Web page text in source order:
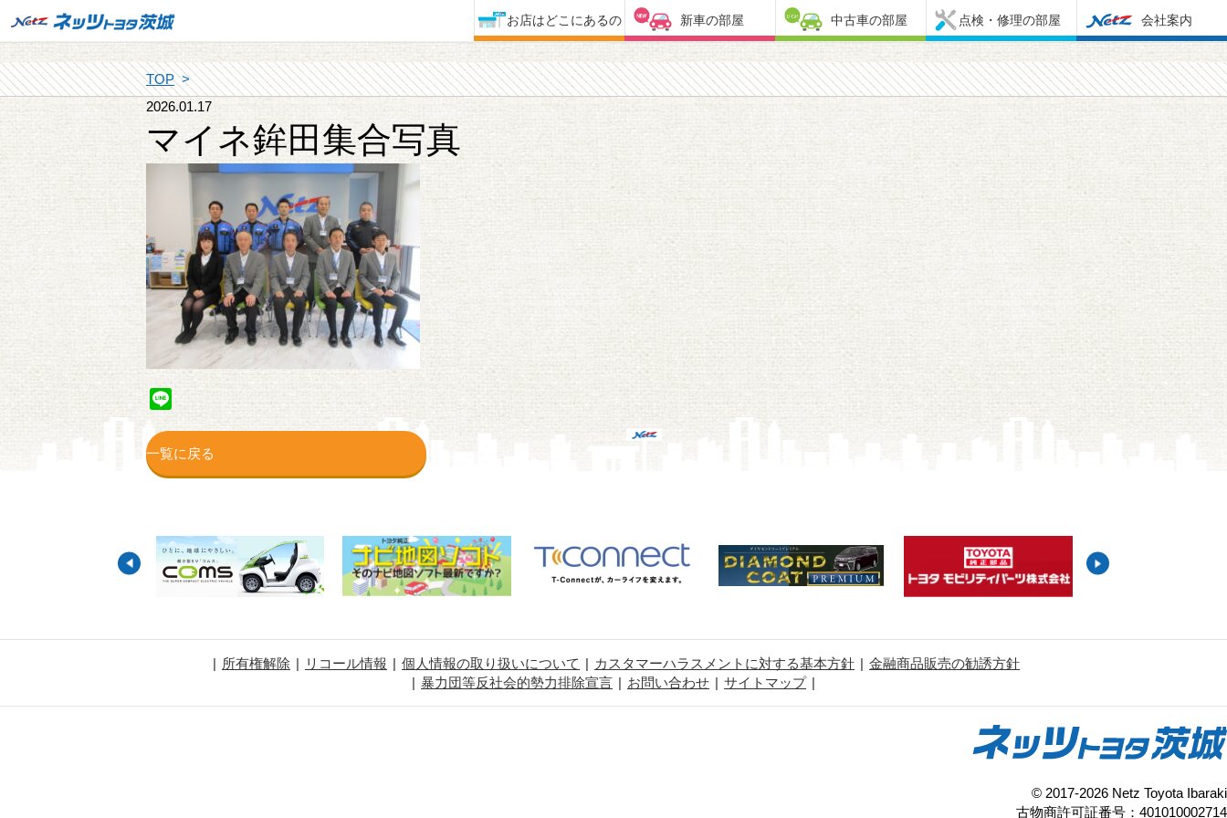
お店はどこにあるの 新車の部屋 中古車の部屋 点検・修理の部屋 会社案内
TOP
2026.01.17
マイネ鉾田集合写真
Line
一覧に戻る
所有権解除 リコール情報 個人情報の取り扱いについて カスタマーハラスメントに対する基本方針
金融商品販売の勧誘方針
暴力団等反社会的勢力排除宣言
お問い合わせ サイトマップ
© 2017-2026 Netz Toyota Ibaraki
古物商許可証番号：401010002714